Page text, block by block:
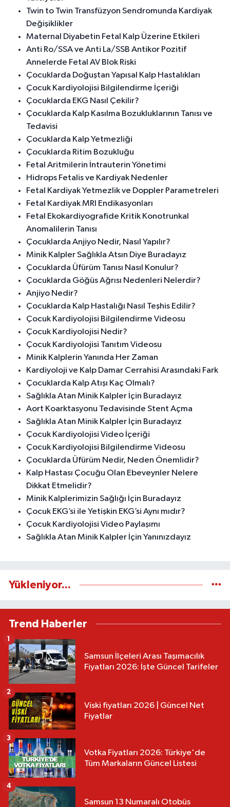
Twin to Twin Transfüzyon Sendromunda Kardiyak
Değişiklikler
Maternal Diyabetin Fetal Kalp Üzerine Etkileri
Anti Ro/SSA ve Anti La/SSB Antikor Pozitif
Annelerde Fetal AV Blok Riski
Çocuklarda Doğuştan Yapısal Kalp Hastalıkları
Çocuk Kardiyolojisi Bilgilendirme İçeriği
Çocuklarda EKG Nasıl Çekilir?
Çocuklarda Kalp Kasılma Bozukluklarının Tanısı ve
Tedavisi
Çocuklarda Kalp Yetmezliği
Çocuklarda Ritim Bozukluğu
Fetal Aritmilerin İntrauterin Yönetimi
Hidrops Fetalis ve Kardiyak Nedenler
Fetal Kardiyak Yetmezlik ve Doppler Parametreleri
Fetal Kardiyak MRI Endikasyonları
Fetal Ekokardiyografide Kritik Konotrunkal
Anomalilerin Tanısı
Çocuklarda Anjiyo Nedir, Nasıl Yapılır?
Minik Kalpler Sağlıkla Atsın Diye Buradayız
Çocuklarda Üfürüm Tanısı Nasıl Konulur?
Çocuklarda Göğüs Ağrısı Nedenleri Nelerdir?
Anjiyo Nedir?
Çocuklarda Kalp Hastalığı Nasıl Teşhis Edilir?
Çocuk Kardiyolojisi Bilgilendirme Videosu
Çocuk Kardiyolojisi Nedir?
Çocuk Kardiyolojisi Tanıtım Videosu
Minik Kalplerin Yanında Her Zaman
Kardiyoloji ve Kalp Damar Cerrahisi Arasındaki Fark
Çocuklarda Kalp Atışı Kaç Olmalı?
Sağlıkla Atan Minik Kalpler İçin Buradayız
Aort Koarktasyonu Tedavisinde Stent Açma
Sağlıkla Atan Minik Kalpler İçin Buradayız
Çocuk Kardiyolojisi Video İçeriği
Çocuk Kardiyolojisi Bilgilendirme Videosu
Çocuklarda Üfürüm Nedir, Neden Önemlidir?
Kalp Hastası Çocuğu Olan Ebeveynler Nelere
Dikkat Etmelidir?
Minik Kalplerimizin Sağlığı İçin Buradayız
Çocuk EKG’si ile Yetişkin EKG’si Aynı mıdır?
Çocuk Kardiyolojisi Video Paylaşımı
Sağlıkla Atan Minik Kalpler İçin Yanınızdayız
Yükleniyor...
Trend Haberler
Samsun İlçeleri Arası Taşımacılık
Fiyatları 2026: İşte Güncel Tarifeler
1
Viski fiyatları 2026 | Güncel Net
Fiyatlar
2
Votka Fiyatları 2026: Türkiye'de
Tüm Markaların Güncel Listesi
3
Samsun 13 Numaralı Otobüs
4